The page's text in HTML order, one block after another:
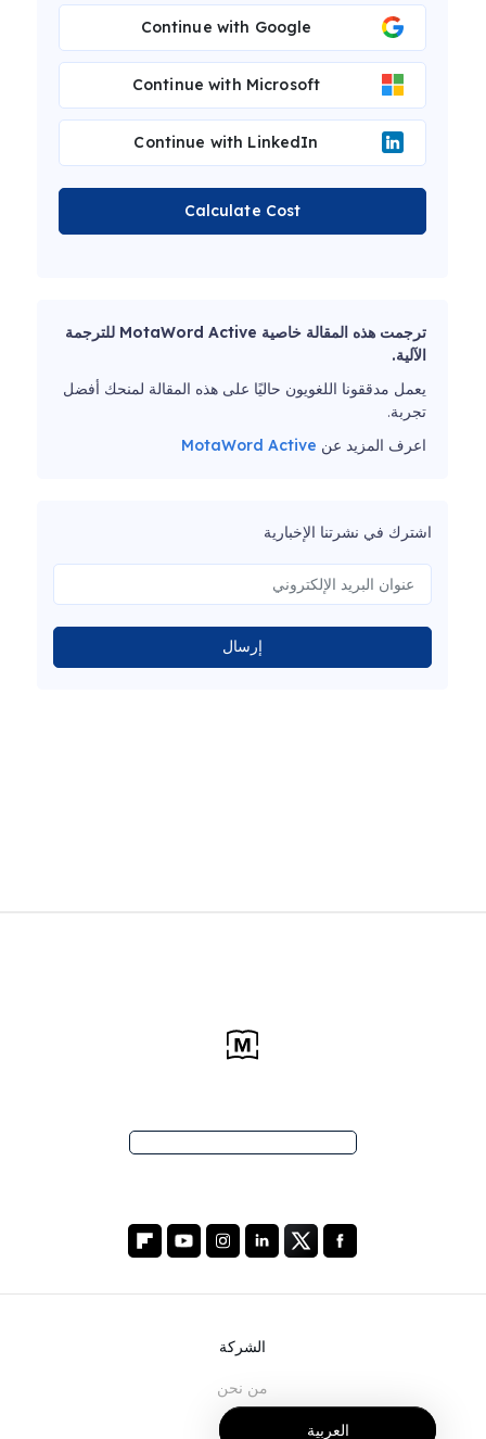
Continue with Google
Continue with Microsoft
Continue with LinkedIn
Calculate Cost
ترجمت هذه المقالة خاصية MotaWord Active للترجمة
الآلية.
يعمل مدققونا اللغويون حاليًا على هذه المقالة لمنحك أفضل
تجربة.
اعرف المزيد عن MotaWord Active
اشترك في نشرتنا الإخبارية
إرسال
الشركة
من نحن
العربية